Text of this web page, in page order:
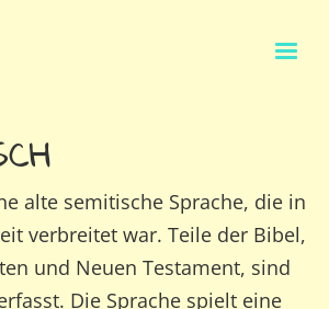
alte semitische Sprache, die in
verbreitet war. Teile der Bibel,
und Neuen Testament, sind
Die Sprache spielt eine